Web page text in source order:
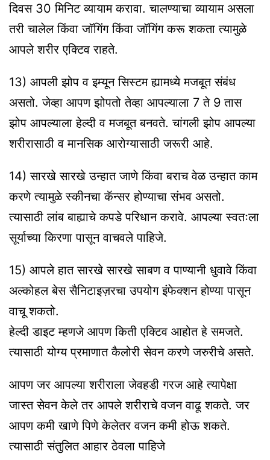
दिवस 30 मिनिट व्यायाम करावा. चालण्याचा व्यायाम असला
तरी चालेल किंवा जॉगिंग किंवा जॉगिंग करू शकता त्यामुळे
आपले शरीर एक्टिव राहते.
13) आपली झोप व इम्‍यून सिस्‍टम ह्यामध्ये मजबूत संबंध
असतो. जेव्हा आपण झोपतो तेव्हा आपल्याला 7 ते 9 तास
झोप आपल्याला हेल्दी व मजबूत बनवते. चांगली झोप आपल्या
शरीरासाठी व मानसिक आरोग्यासाठी जरूरी आहे.
14) सारखे सारखे उन्हात जाणे किंवा बराच वेळ उन्हात काम
करणे त्यामुळे स्कीनचा कॅन्सर होण्याचा संभव असतो.
त्यासाठी लांब बाह्याचे कपडे परिधान करावे. आपल्या स्वतःला
सूर्याच्या किरणा पासून वाचवले पाहिजे.
15) आपले हात सारखे सारखे साबण व पाण्यानी धुवावे किंवा
अल्कोहल बेस सैनिटाइज़रचा उपयोग इंफेक्‍शन होण्या पासून
वाचू शकतो.
हेल्दी डाइट म्हणजे आपण किती एक्टिव आहोत हे समजते.
त्यासाठी योग्य प्रमाणात कैलोरी सेवन करणे जरुरीचे असते.
आपण जर आपल्या शरीराला जेवहडी गरज आहे त्यापेक्षा
जास्त सेवन केले तर आपले शरीराचे वजन वाढू शकते. जर
आपण कमी खाणे पिणे केलेतर वजन कमी होऊ शकते.
त्यासाठी संतुलित आहार ठेवला पाहिजे